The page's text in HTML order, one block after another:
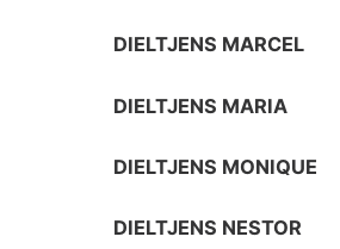
DIELTJENS MARCEL
DIELTJENS MARIA
DIELTJENS MONIQUE
DIELTJENS NESTOR